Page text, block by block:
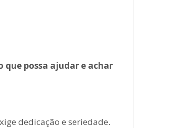
que possa ajudar e achar
dedicação e seriedade.